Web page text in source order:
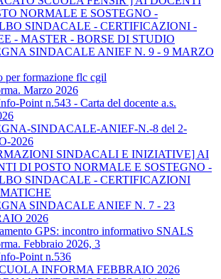
NORMALE E SOSTEGNO -
SINDACALE - CERTIFICAZIONI -
- MASTER - BORSE DI STUDIO
SINDACALE ANIEF N. 9 - 9 MARZO
per formazione flc cgil
Marzo 2026
Point n.543 - Carta del docente a.s.
SINDACALE-ANIEF-N.-8 del 2-
2026
SINDACALI E INIZIATIVE] AI
DI POSTO NORMALE E SOSTEGNO -
SINDACALE - CERTIFICAZIONI
SINDACALE ANIEF N. 7 - 23
2026
GPS: incontro informativo SNALS
Febbraio 2026, 3
Point n.536
INFORMA FEBBRAIO 2026